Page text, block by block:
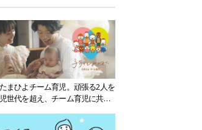
まひよチーム育児。頑張る2人を
世代を超え、チーム育児に共感